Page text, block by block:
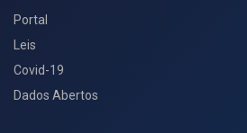
Portal
Leis
Covid-19
Dados Abertos